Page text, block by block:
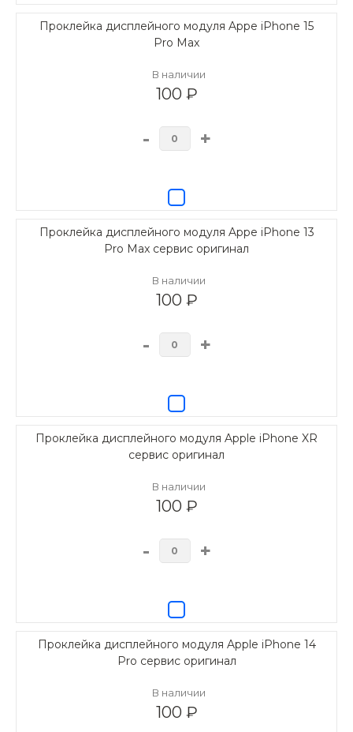
Проклейка дисплейного модуля Appe iPhone 15
Pro Max
В наличии
100 ₽
- +
Проклейка дисплейного модуля Appe iPhone 13
Pro Max сервис оригинал
В наличии
100 ₽
- +
Проклейка дисплейного модуля Apple iPhone XR
сервис оригинал
В наличии
100 ₽
- +
Проклейка дисплейного модуля Apple iPhone 14
Pro сервис оригинал
В наличии
100 ₽